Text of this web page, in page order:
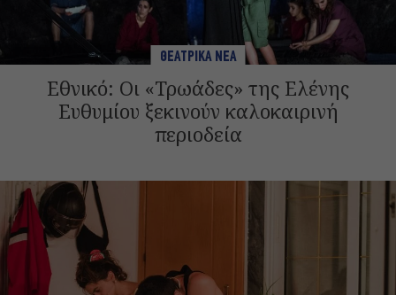
ΘΕΑΤΡΙΚΑ ΝΕΑ
Εθνικό: Οι «Τρωάδες» της Ελένης
Ευθυμίου ξεκινούν καλοκαιρινή
περιοδεία